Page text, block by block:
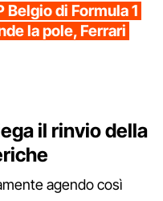
Belgio di Formula 1
la pole, Ferrari
il rinvio della
agendo così